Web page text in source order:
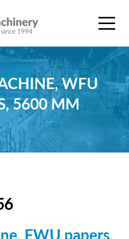
WFU
5600 MM
FWU papers,